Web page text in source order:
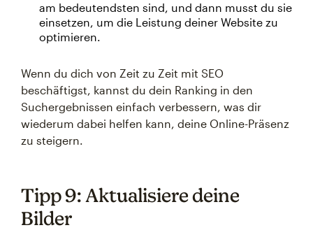
am bedeutendsten sind, und dann musst du sie
einsetzen, um die Leistung deiner Website zu
optimieren.
Wenn du dich von Zeit zu Zeit mit SEO
beschäftigst, kannst du dein Ranking in den
Suchergebnissen einfach verbessern, was dir
wiederum dabei helfen kann, deine Online-Präsenz
zu steigern.
Tipp 9: Aktualisiere deine
Bilder